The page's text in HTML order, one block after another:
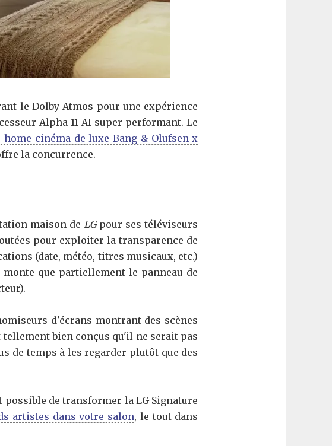
le Dolby Atmos pour une expérience
Alpha 11 AI super performant. Le
home cinéma de luxe Bang & Olufsen x
la concurrence.
maison de LGpour ses téléviseurs
pour exploiter la transparence de
(date, météo, titres musicaux, etc.)
que partiellement le panneau de
d'écrans montrant des scènes
bien conçus qu'il ne serait pas
de temps à les regarder plutôt que des
de transformer la LG Signature
artistes dans votre salon, le tout dans